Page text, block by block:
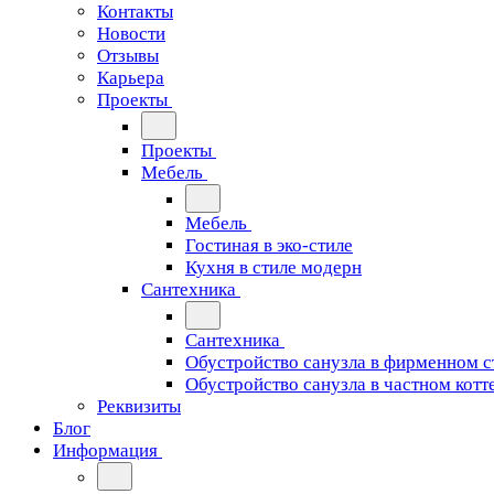
Контакты
Новости
Отзывы
Карьера
Проекты
Проекты
Мебель
Мебель
Гостиная в эко-стиле
Кухня в стиле модерн
Сантехника
Сантехника
Обустройство санузла в фирменном
Обустройство санузла в частном
Реквизиты
Блог
Информация